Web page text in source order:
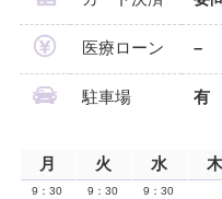
医療ローン –
駐車場 有
月 火 水 木
9：30
9：30
9：30